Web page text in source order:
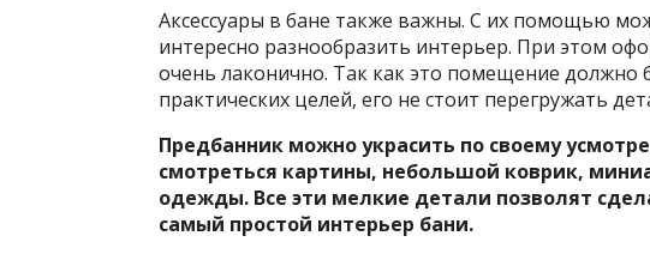
Аксессуары в бане также важны. С их помощью
интересно разнообразить интерьер. При этом
очень лаконично. Так как это помещение
практических целей, его не стоит перегружать
Предбанник можно украсить по своему
смотреться картины, небольшой коврик,
одежды. Все эти мелкие детали позволят
самый простой интерьер бани.